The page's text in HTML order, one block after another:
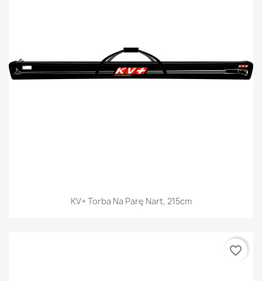
KV+ Torba Na Parę Nart, 215cm
favorite_border